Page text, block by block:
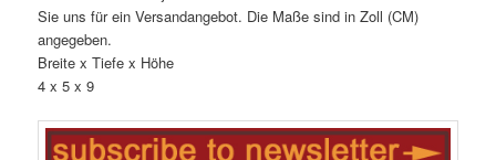
Sie uns für ein Versandangebot. Die Maße sind in Zoll (CM)
angegeben.
Breite x Tiefe x Höhe
4 x 5 x 9